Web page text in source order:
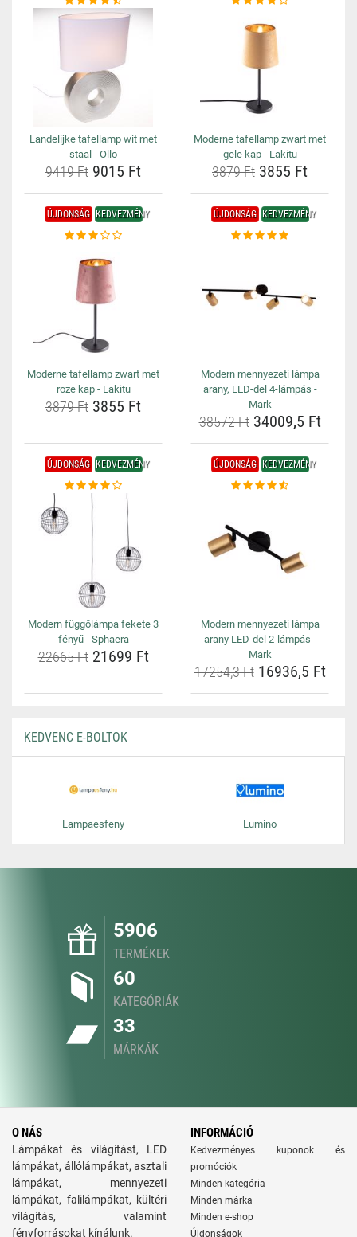
Landelijke tafellamp wit met
staal - Ollo
9419 Ft 9015 Ft
Moderne tafellamp zwart met
gele kap - Lakitu
3879 Ft 3855 Ft
ÚJDONSÁG KEDVEZMÉNY
Moderne tafellamp zwart met
roze kap - Lakitu
3879 Ft 3855 Ft
ÚJDONSÁG KEDVEZMÉNY
Modern mennyezeti lámpa
arany, LED-del 4-lámpás -
Mark
38572 Ft34009,5 Ft
ÚJDONSÁG KEDVEZMÉNY
Modern függőlámpa fekete 3
fényű - Sphaera
22665 Ft21699 Ft
ÚJDONSÁG KEDVEZMÉNY
Modern mennyezeti lámpa
arany LED-del 2-lámpás -
Mark
17254,3 Ft16936,5 Ft
KEDVENC E-BOLTOK
Lampaesfeny Lumino
5906
TERMÉKEK
60
KATEGÓRIÁK
33
MÁRKÁK
O NÁS
Lámpákat és világítást, LED
lámpákat, állólámpákat, asztali
lámpákat, mennyezeti
lámpákat, falilámpákat, kültéri
világítás, valamint
fényforrásokat kínálunk.
INFORMÁCIÓ
Kedvezményes kuponok és
promóciók
Minden kategória
Minden márka
Minden e-shop
Újdonságok